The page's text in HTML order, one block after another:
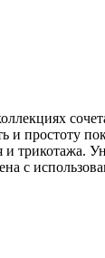
и простоту
с